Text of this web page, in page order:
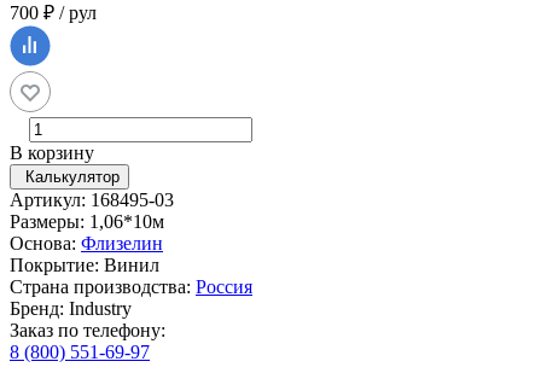
700 ₽ / рул
В корзину
Калькулятор
Артикул: 168495-03
Размеры: 1,06*10м
Основа: Флизелин
Покрытие: Винил
Страна производства: Россия
Бренд: Industry
Заказ по телефону:
8 (800) 551-69-97